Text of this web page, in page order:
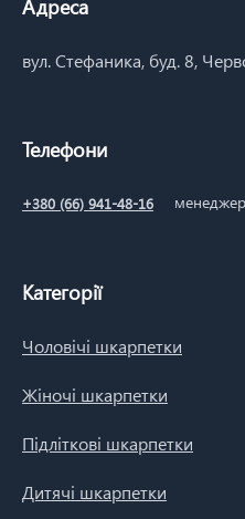
Адреса
вул. Стефаника, буд. 8,
Телефони
+380 (66) 941-48-16 менеджер
Категорії
Чоловічі шкарпетки
Жіночі шкарпетки
Підліткові шкарпетки
Дитячі шкарпетки